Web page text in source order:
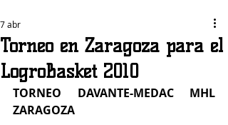
Torneo en Zaragoza para el
LogroBasket 2010
7 abr
TORNEO DAVANTE-MEDAC MHL
ZARAGOZA